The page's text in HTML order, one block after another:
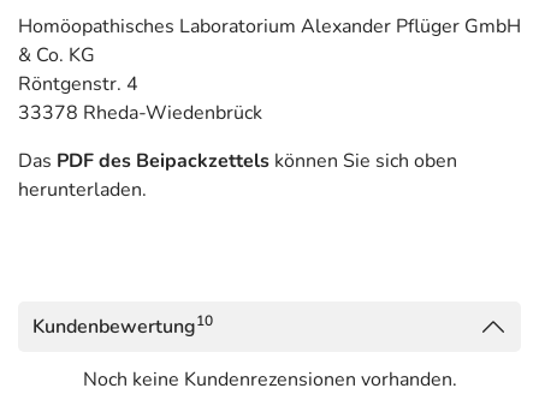
Homöopathisches Laboratorium Alexander Pflüger GmbH
& Co. KG
Röntgenstr. 4
33378 Rheda-Wiedenbrück
Das PDF des Beipackzettels können Sie sich oben
herunterladen.
Kundenbewertung10
Noch keine Kundenrezensionen vorhanden.